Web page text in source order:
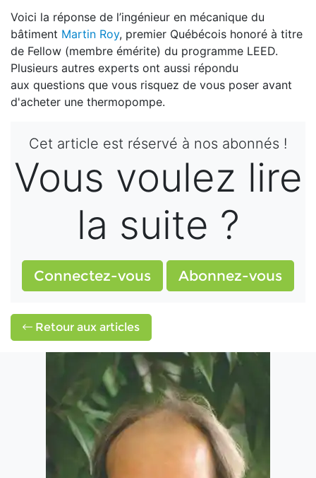
Voici la réponse de l’ingénieur en mécanique du
bâtiment Martin Roy, premier Québécois honoré à titre
de Fellow (membre émérite) du programme LEED.
Plusieurs autres experts ont aussi répondu
aux questions que vous risquez de vous poser avant
d'acheter une thermopompe.
Cet article est réservé à nos abonnés !
Vous voulez lire
la suite ?
Connectez-vous Abonnez-vous
Retour aux articles